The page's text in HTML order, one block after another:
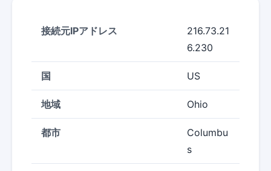
接続元IPアドレス
216.73.21
6.230
国 US
地域 Ohio
都市
Columbu
s